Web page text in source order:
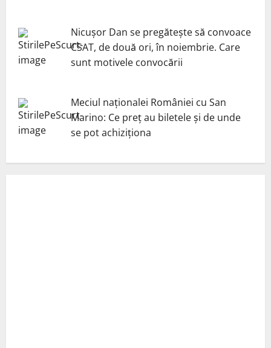
Nicuşor Dan se pregăteşte să convoace
CSAT, de două ori, în noiembrie. Care
sunt motivele convocării
Meciul naționalei României cu San
Marino: Ce preț au biletele și de unde
se pot achiziționa